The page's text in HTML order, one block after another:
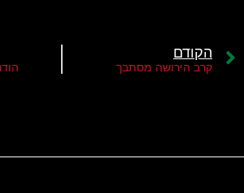
הקודם
קרב הירושה מסתבך